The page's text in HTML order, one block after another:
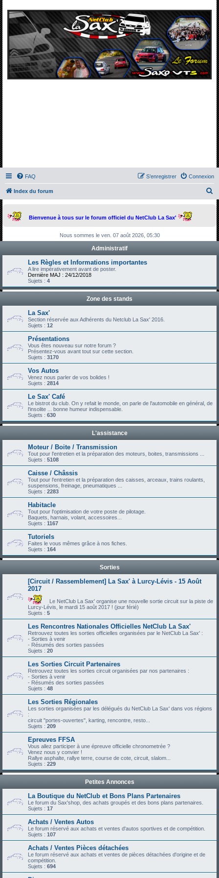
FAQ Connexion
S’enregistrer
Index du forum
Bienvenue à tous sur le forum officiel du NetClub La Sax'
Nous sommes le ven. 07 août 2026, 05:30
Administratif
Les Règles et Informations importantes
A lire impérativement avant de poster.
Dernière MAJ : 24/12/2018
Sujets : 4
Zone des stands
La Sax'
Section réservée aux Adhérents du Netclub La Sax' 2016.
Sujets : 12
Présentations
Vous êtes nouveau sur notre forum ?
Présentez-vous avant tout sur cette section.
Sujets : 3170
Vos Autos
Venez nous parler de vos bolides !
Sujets : 2814
Le Sax' Café
Le bistrot du club. On y refait le monde, on parle de l'automobile en général, de
l'insolite ... bonne humeur indispensable.
Sujets : 630
L'assistance
Moteur / Boite / Transmission
Tout pour l'entretien et la préparation des moteurs, boites, transmissions ...
Sujets : 5108
Caisse / Châssis
Tout pour l'entretien et la préparation des caisses, arceaux, trains roulants,
suspensions, freinage, pneumatiques ...
Sujets : 2283
Habitacle
Tout pour l'optimisation de votre poste de pilotage.
Baquets, harnais, volant, accessoires...
Sujets : 1167
Tutoriels
Faites le vous mêmes grâce à nos fiches.
Sujets : 164
Sorties
[Circuit / Rassemblement] La Sax' à Lurcy-Lévis - 15 Août
2017
Le NetClub La Sax' organise une nouvelle sortie circuit sur la piste de
Lurcy-Lévis, le mardi 15 août 2017 ! (jour férié)
Sujets : 5
Les Rencontres Nationales Officielles NetClub La Sax'
Retrouvez toutes les sorties officielles organisées par le NetClub La Sax' :
- Sorties à venir
- Résumés des sorties passées
Sujets : 20
Les Sorties Circuit Partenaires
Retrouvez toutes les sorties circuit organisées par nos partenaires :
- Sorties à venir
- Résumés des sorties passées
Sujets : 48
Les Sorties Régionales
Les sorties organisées par les délégués du NetClub La Sax' dans vos régions
:
circuit "portes-ouvertes", karting, rencontre, resto...
Sujets : 209
Epreuves FFSA
Vous allez participer à une épreuve officielle chronometrée ?
Venez nous y convier !
Rallye asphalte, rallye terre, course de cote, circuit, slalom...
Sujets : 229
Petites Annonces
La Boutique du NetClub et Bons Plans Partenaires
Le forum du Sax'shop, des achats groupés et des bons plans partenaires.
Sujets : 17
Achats / Ventes Autos
Le forum réservé aux achats et ventes d'autos sportives et de compétition.
Sujets : 107
Achats / Ventes Pièces détachées
Le forum réservé aux achats et ventes de pièces détachées d'origine et de
compétition.
Sujets : 694